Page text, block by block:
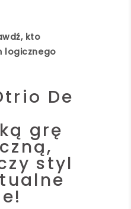
kto
logicznego
De
grę
styl